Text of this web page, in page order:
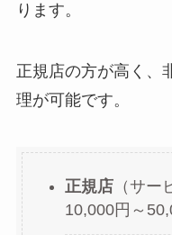
ります。
正規店の方が高く、
理が可能です。
正規店（サー
10,000円～